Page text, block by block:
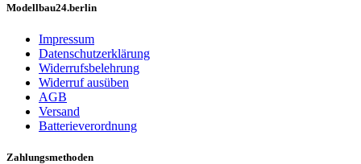
Modellbau24.berlin
Impressum
Datenschutzerklärung
Widerrufsbelehrung
Widerruf ausüben
AGB
Versand
Batterieverordnung
Zahlungsmethoden